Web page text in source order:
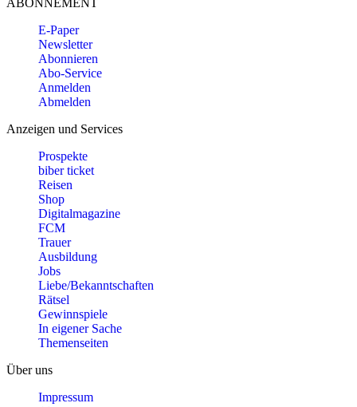
ABONNEMENT
E-Paper
Newsletter
Abonnieren
Abo-Service
Anmelden
Abmelden
Anzeigen und Services
Prospekte
biber ticket
Reisen
Shop
Digitalmagazine
FCM
Trauer
Ausbildung
Jobs
Liebe/Bekanntschaften
Rätsel
Gewinnspiele
In eigener Sache
Themenseiten
Über uns
Impressum